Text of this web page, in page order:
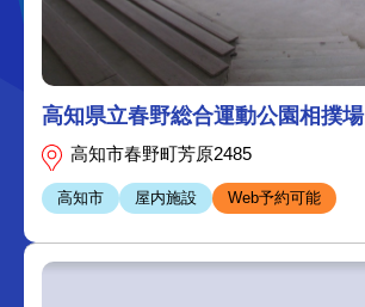
高知県立春野総合運動公園相撲場
高知市春野町芳原2485
高知市 屋内施設 Web予約可能